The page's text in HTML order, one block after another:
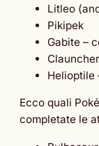
Litleo
Pikipek
Gabite –
Helioptile
Ecco quali
completate le